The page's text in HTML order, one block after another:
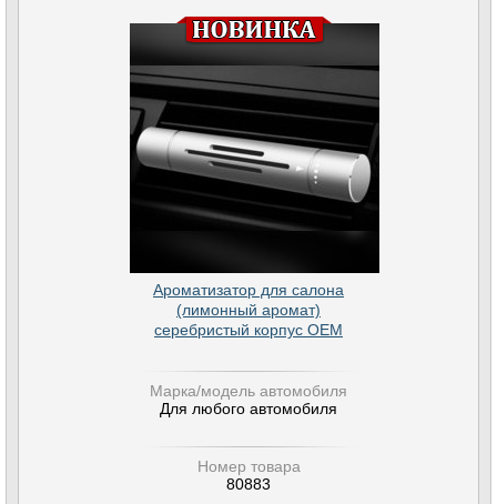
Ароматизатор для салона
(лимонный аромат)
серебристый корпус OEM
Марка/модель автомобиля
Для любого автомобиля
Номер товара
80883